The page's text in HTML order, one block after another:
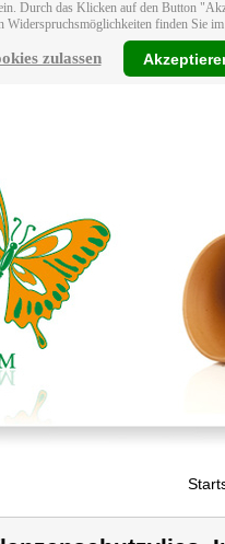
Durch das Klicken auf den Button
finden Sie
zulassen